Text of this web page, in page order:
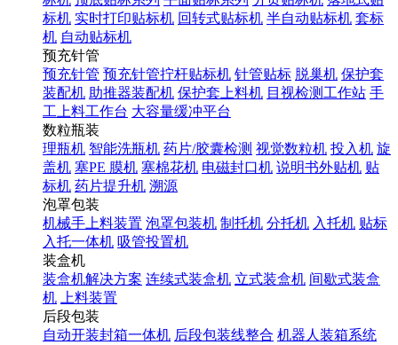
标机 实时打印贴标机 回转式贴标机 半自动贴标机 套标
机 自动贴标机
预充针管
预充针管 预充针管拧杆贴标机 针管贴标 脱巢机 保护套
装配机 助推器装配机 保护套上料机 目视检测工作站 手
工上料工作台 大容量缓冲平台
数粒瓶装
理瓶机 智能洗瓶机 药片/胶囊检测 视觉数粒机 投入机 旋
盖机 塞PE 膜机 塞棉花机 电磁封口机 说明书外贴机 贴
标机 药片提升机 溯源
泡罩包装
机械手上料装置 泡罩包装机 制托机 分托机 入托机 贴标
入托一体机 吸管投置机
装盒机
装盒机解决方案 连续式装盒机 立式装盒机 间歇式装盒
机
上料装置
后段包装
自动开装封箱一体机 后段包装线整合 机器人装箱系统